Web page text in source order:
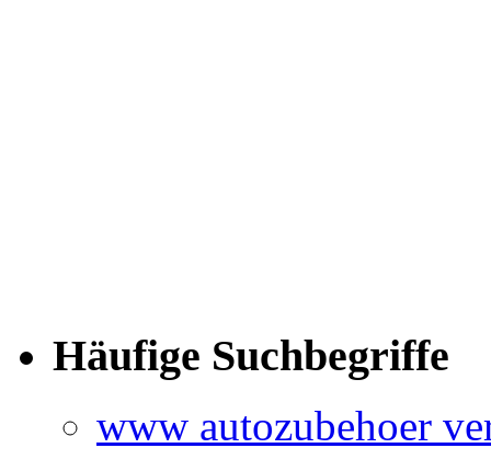
Häufige Suchbegriffe
www autozubehoer